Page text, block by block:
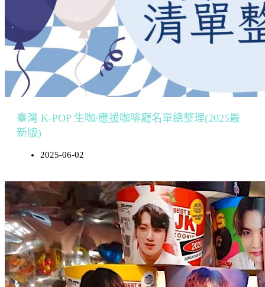
臺灣 K-POP 生咖/應援咖啡廳名單總整理(2025最
新版)
2025-06-02